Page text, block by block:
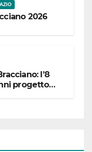
2026
l’8
progetto